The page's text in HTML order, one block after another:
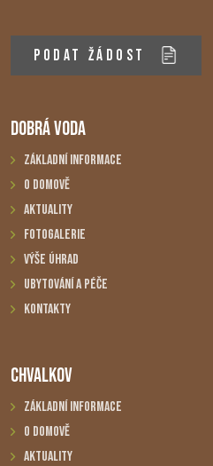
PODAT ŽÁDOST
DOBRÁ VODA
Základní informace
O domově
Aktuality
Fotogalerie
Výše úhrad
Ubytování a péče
Kontakty
CHVALKOV
Základní informace
O domově
Aktuality